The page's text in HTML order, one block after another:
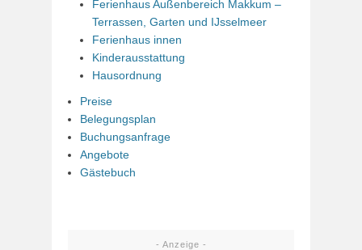
Ferienhaus Außenbereich Makkum –
Terrassen, Garten und IJsselmeer
Ferienhaus innen
Kinderausstattung
Hausordnung
Preise
Belegungsplan
Buchungsanfrage
Angebote
Gästebuch
- Anzeige -